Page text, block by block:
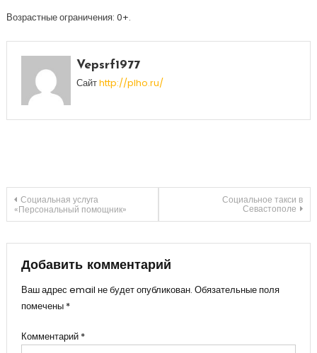
Возрастные ограничения: 0+.
Vepsrf1977
Сайтhttp://plho.ru/
Навигация
записям
Социальная услуга
«Персональный помощник»
Социальное такси в
Севастополе
Добавить комментарий
Ваш адрес email не будет опубликован. Обязательные поля
помечены *
Комментарий *